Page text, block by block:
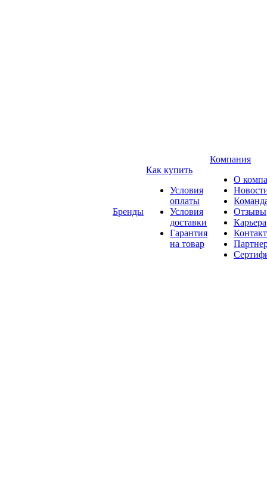
Бренды
Как купить
Условия
оплаты
Условия
доставки
Гарантия
на товар
Компания
О
Отзывы
Карьера